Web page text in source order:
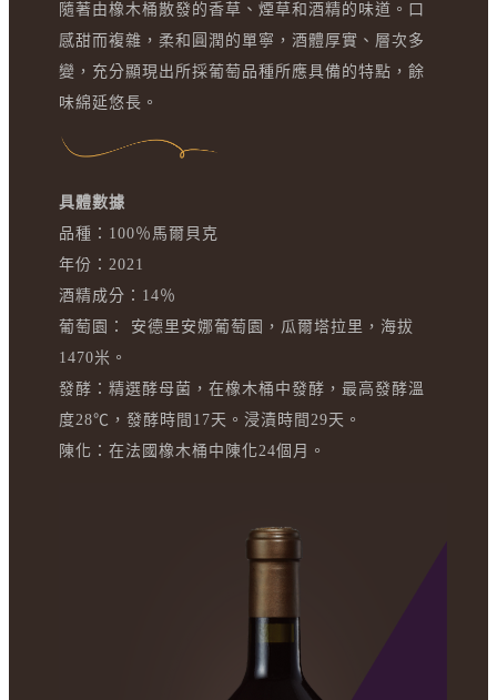
隨著由橡木桶散發的香草、煙草和酒精的味道。口
感甜而複雜，柔和圓潤的單寧，酒體厚實、層次多
變，充分顯現出所採葡萄品種所應具備的特點，餘
味綿延悠長。
具體數據
品種：100％馬爾貝克
年份：2021
酒精成分：14％
葡萄園： 安德里安娜葡萄園，瓜爾塔拉里，海拔
1470米。
發酵：精選酵母菌，在橡木桶中發酵，最高發酵溫
度28℃，發酵時間17天。浸漬時間29天。
陳化：在法國橡木桶中陳化24個月。